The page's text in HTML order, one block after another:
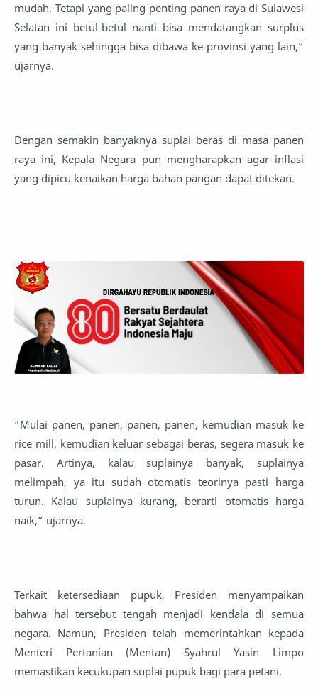
mudah. Tetapi yang paling penting panen raya di Sulawesi
Selatan ini betul-betul nanti bisa mendatangkan surplus
yang banyak sehingga bisa dibawa ke provinsi yang lain,”
ujarnya.
Dengan semakin banyaknya suplai beras di masa panen
raya ini, Kepala Negara pun mengharapkan agar inflasi
yang dipicu kenaikan harga bahan pangan dapat ditekan.
“Mulai panen, panen, panen, panen, kemudian masuk ke
rice mill, kemudian keluar sebagai beras, segera masuk ke
pasar. Artinya, kalau suplainya banyak, suplainya
melimpah, ya itu sudah otomatis teorinya pasti harga
turun. Kalau suplainya kurang, berarti otomatis harga
naik,” ujarnya.
Terkait ketersediaan pupuk, Presiden menyampaikan
bahwa hal tersebut tengah menjadi kendala di semua
negara. Namun, Presiden telah memerintahkan kepada
Menteri Pertanian (Mentan) Syahrul Yasin Limpo
memastikan kecukupan suplai pupuk bagi para petani.